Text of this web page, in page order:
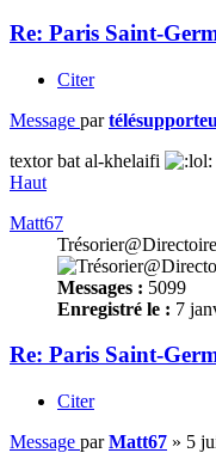
Re: Paris Saint-
Citer
Message par
textor bat al-khelaifi
Haut
Matt67
Trésorier@Directoire
Messages : 5099
Enregistré le : 7
Re: Paris Saint-
Citer
Message parMatt67 » 5